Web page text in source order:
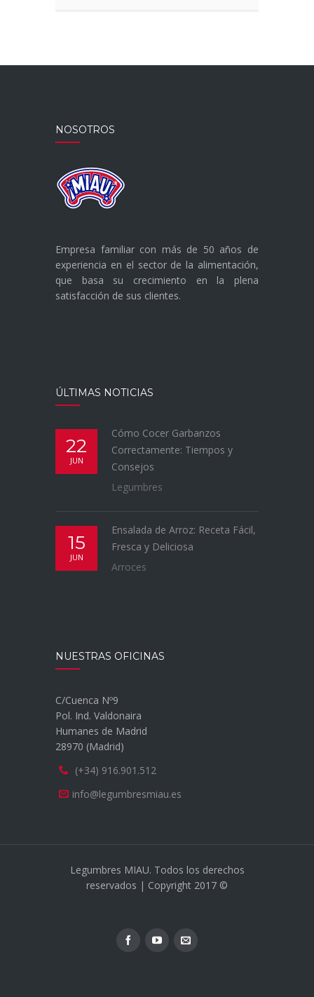
NOSOTROS
Empresa familiar con más de 50 años de
experiencia en el sector de la alimentación,
que basa su crecimiento en la plena
satisfacción de sus clientes.
ÚLTIMAS NOTICIAS
22
JUN
Cómo Cocer Garbanzos
Correctamente: Tiempos y
Consejos
Legumbres
15
JUN
Ensalada de Arroz: Receta Fácil,
Fresca y Deliciosa
Arroces
NUESTRAS OFICINAS
C/Cuenca Nº9
Pol. Ind. Valdonaira
Humanes de Madrid
28970 (Madrid)
(+34) 916.901.512
info@legumbresmiau.es
Legumbres MIAU. Todos los derechos
reservados | Copyright 2017 ©